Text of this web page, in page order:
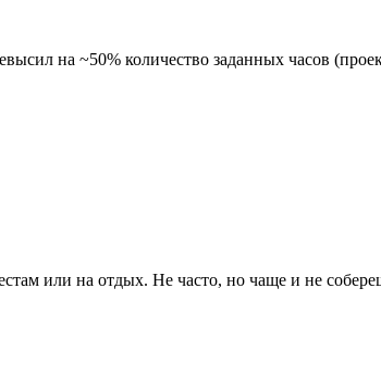
на ~50% количество заданных часов
или на отдых. Не часто, но чаще и не